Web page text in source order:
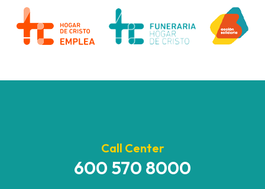
Call Center
600 570 8000